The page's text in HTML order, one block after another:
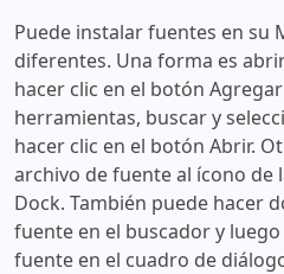
Puede instalar fuentes en su
diferentes. Una forma es
hacer clic en el botón
herramientas, buscar y
hacer clic en el botón Abrir.
archivo de fuente al ícono de
Dock. También puede hacer
fuente en el buscador y
fuente en el cuadro de